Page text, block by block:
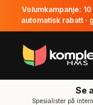
Volumkampanje:
automatisk rabatt
Se
Spesialister på